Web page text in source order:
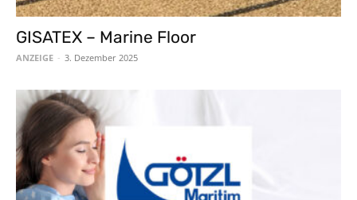
GISATEX – Marine Floor
ANZEIGE - 3. Dezember 2025